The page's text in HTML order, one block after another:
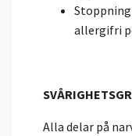
Stoppning
allergifri
Alla delar på